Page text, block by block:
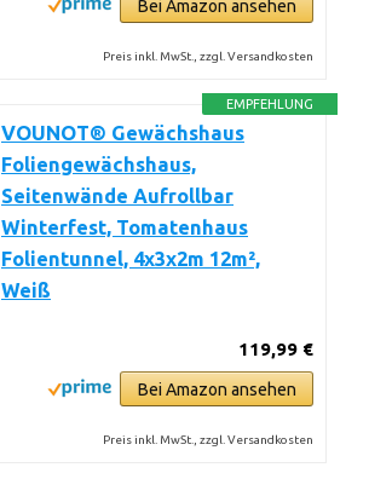
Bei Amazon ansehen
Preis inkl. MwSt., zzgl. Versandkosten
EMPFEHLUNG
VOUNOT® Gewächshaus
Foliengewächshaus,
Seitenwände Aufrollbar
Winterfest, Tomatenhaus
Folientunnel, 4x3x2m 12m²,
Weiß
119,99 €
Bei Amazon ansehen
Preis inkl. MwSt., zzgl. Versandkosten